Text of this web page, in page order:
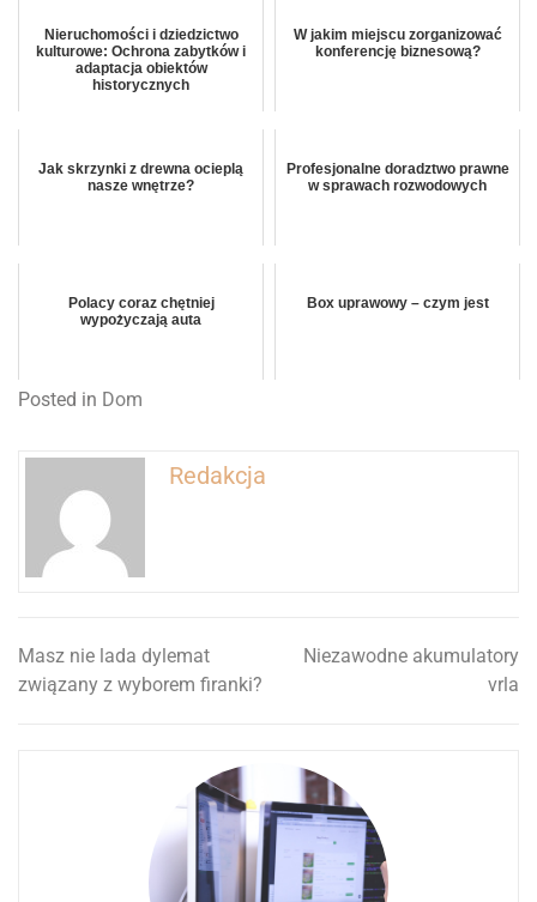
Nieruchomości i dziedzictwo
kulturowe: Ochrona zabytków i
adaptacja obiektów
historycznych
W jakim miejscu zorganizować
konferencję biznesową?
Jak skrzynki z drewna ocieplą
nasze wnętrze?
Profesjonalne doradztwo prawne
w sprawach rozwodowych
Polacy coraz chętniej
wypożyczają auta
Box uprawowy – czym jest
Posted in Dom
Redakcja
Nawigacja
wpisu
Masz nie lada dylemat
związany z wyborem firanki?
Niezawodne akumulatory
vrla